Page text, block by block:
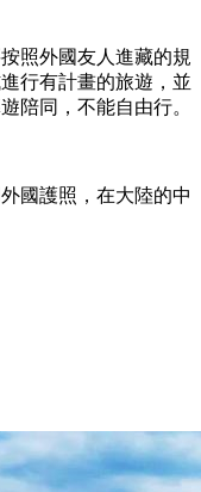
照外國友人進藏的規
行有計畫的旅遊，並
陪同，不能自由行。
國護照，在大陸的中